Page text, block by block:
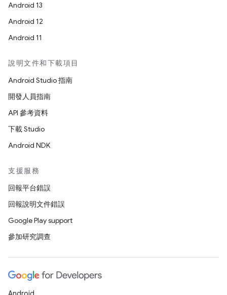
Android 13
Android 12
Android 11
說明文件和下載項目
Android Studio 指南
開發人員指南
API 參考資料
下載 Studio
Android NDK
支援服務
回報平台錯誤
回報說明文件錯誤
Google Play support
參加研究調查